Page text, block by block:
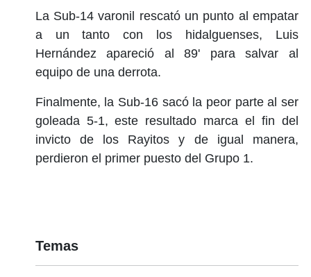
La Sub-14 varonil rescató un punto al empatar
a un tanto con los hidalguenses, Luis
Hernández apareció al 89' para salvar al
equipo de una derrota.
Finalmente, la Sub-16 sacó la peor parte al ser
goleada 5-1, este resultado marca el fin del
invicto de los Rayitos y de igual manera,
perdieron el primer puesto del Grupo 1.
Temas